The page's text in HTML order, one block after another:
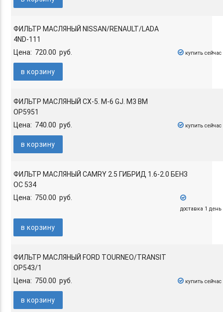
ФИЛЬТР МАСЛЯНЫЙ NISSAN/RENAULT/LADA
4ND-111
Цена: 720.00 руб.
купить сейчас
в корзину
ФИЛЬТР МАСЛЯНЫЙ CX-5. M-6 GJ. M3 BM
OP5951
Цена: 740.00 руб.
купить сейчас
в корзину
ФИЛЬТР МАСЛЯНЫЙ CAMRY 2.5 ГИБРИД 1.6-2.0 БЕНЗ
OC 534
Цена: 750.00 руб.
доставка 1 день
в корзину
ФИЛЬТР МАСЛЯНЫЙ FORD TOURNEO/TRANSIT
OP543/1
Цена: 750.00 руб.
купить сейчас
в корзину